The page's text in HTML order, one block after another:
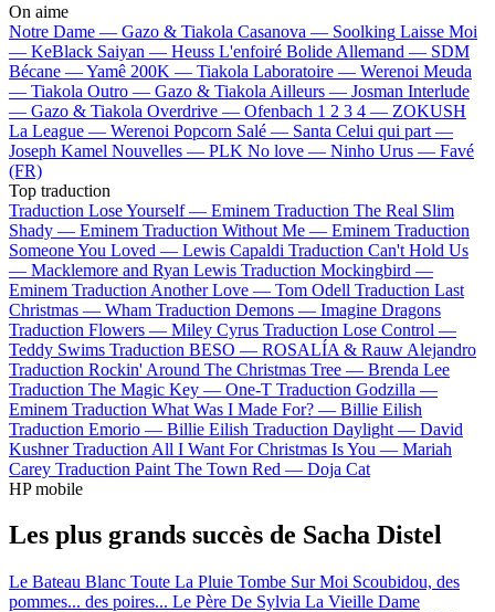
On aime
Notre Dame — Gazo & Tiakola Casanova — Soolking Laisse Moi
— KeBlack Saiyan — Heuss L'enfoiré Bolide Allemand — SDM
Bécane —Yamê 200K — Tiakola Laboratoire — Werenoi Meuda
— Tiakola Outro — Gazo & Tiakola Ailleurs — Josman Interlude
— Gazo & Tiakola Overdrive — Ofenbach 1 2 3 4 — ZOKUSH
La League — Werenoi Popcorn Salé — Santa Celui qui part —
Joseph Kamel Nouvelles — PLK No love — Ninho Urus — Favé
(FR)
Top traduction
Traduction Lose Yourself — Eminem Traduction The Real Slim
Shady — Eminem Traduction Without Me — Eminem Traduction
Someone You Loved — Lewis Capaldi Traduction Can't Hold Us
— Macklemore and Ryan Lewis Traduction Mockingbird —
Eminem Traduction Another Love — Tom Odell Traduction Last
Christmas — Wham Traduction Demons — Imagine Dragons
Traduction Flowers — Miley Cyrus Traduction Lose Control —
Teddy Swims Traduction BESO — ROSALÍA & Rauw Alejandro
Traduction Rockin' Around The Christmas Tree — Brenda Lee
Traduction The Magic Key — One-T Traduction Godzilla —
Eminem Traduction What Was I Made For? — Billie Eilish
Traduction Emorio — Billie Eilish Traduction Daylight — David
Kushner Traduction All I Want For Christmas Is You — Mariah
Carey Traduction Paint The Town Red — Doja Cat
HP mobile
Les plus grands succès de Sacha Distel
Le Bateau Blanc Toute La Pluie Tombe Sur Moi Scoubidou, des
pommes... des poires... Le Père De Sylvia La Vieille Dame